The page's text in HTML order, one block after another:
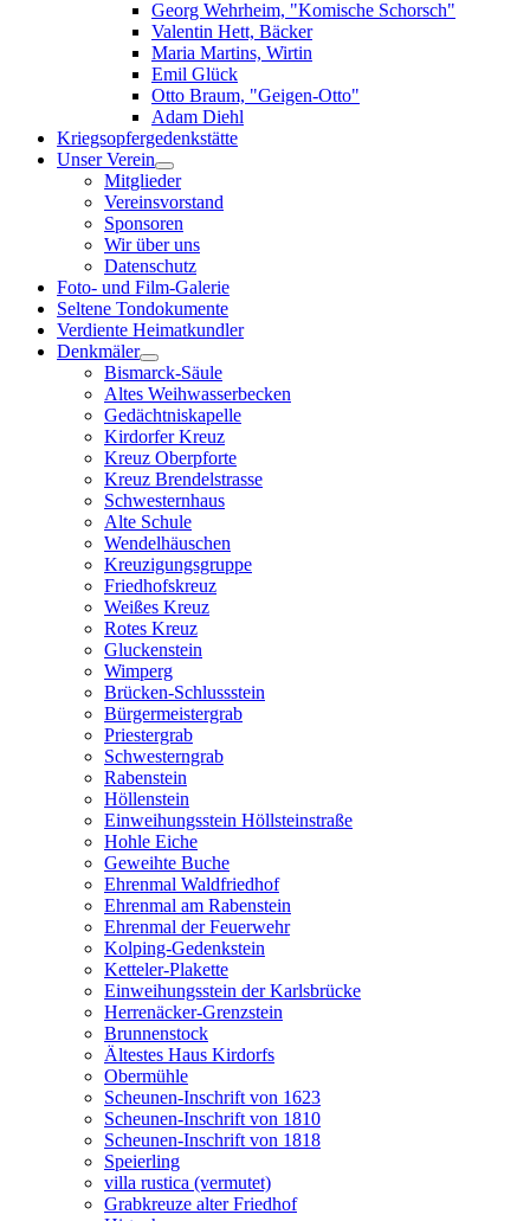
Georg Wehrheim, "Komische Schorsch"
Valentin Hett, Bäcker
Maria Martins, Wirtin
Emil Glück
Otto Braum, "Geigen-Otto"
Adam Diehl
Kriegsopfergedenkstätte
Unser Verein
Mitglieder
Vereinsvorstand
Sponsoren
Wir über uns
Datenschutz
Foto- und Film-Galerie
Seltene Tondokumente
Verdiente Heimatkundler
Denkmäler
Bismarck-Säule
Altes Weihwasserbecken
Gedächtniskapelle
Kirdorfer Kreuz
Kreuz Oberpforte
Kreuz Brendelstrasse
Schwesternhaus
Alte Schule
Wendelhäuschen
Kreuzigungsgruppe
Friedhofskreuz
Weißes Kreuz
Rotes Kreuz
Gluckenstein
Wimperg
Brücken-Schlussstein
Bürgermeistergrab
Priestergrab
Schwesterngrab
Rabenstein
Höllenstein
Einweihungsstein Höllsteinstraße
Hohle Eiche
Geweihte Buche
Ehrenmal Waldfriedhof
Ehrenmal am Rabenstein
Ehrenmal der Feuerwehr
Kolping-Gedenkstein
Ketteler-Plakette
Einweihungsstein der Karlsbrücke
Herrenäcker-Grenzstein
Brunnenstock
Ältestes Haus Kirdorfs
Obermühle
Scheunen-Inschrift von 1623
Scheunen-Inschrift von 1810
Scheunen-Inschrift von 1818
Speierling
villa rustica (vermutet)
Grabkreuze alter Friedhof